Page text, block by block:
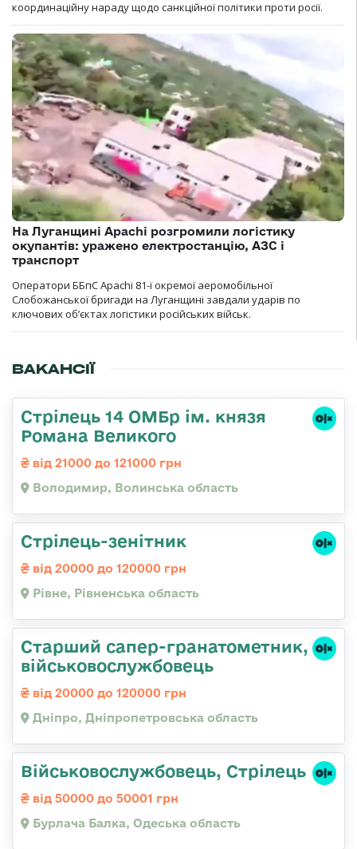
координаційну нараду щодо санкційної політики проти росії.
На Луганщині Apachi розгромили логістику
окупантів: уражено електростанцію, АЗС і
транспорт
Оператори ББпС Apachi 81-ї окремої аеромобільної
Слобожанської бригади на Луганщині завдали ударів по
ключових об’єктах логістики російських військ.
ВАКАНСІЇ
Стрілець 14 ОМБр ім. князя
Романа Великого
від 21000 до 121000 грн
Володимир, Волинська область
Стрілець-зенітник
від 20000 до 120000 грн
Рівне, Рівненська область
Старший сапер-гранатометник,
військовослужбовець
від 20000 до 120000 грн
Дніпро, Дніпропетровська область
Військовослужбовець, Стрілець
від 50000 до 50001 грн
Бурлача Балка, Одеська область